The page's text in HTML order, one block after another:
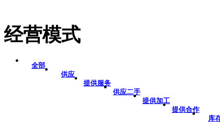
经营模式
全部
供应
提供服务
供应二手
提供加工
提供合作
库